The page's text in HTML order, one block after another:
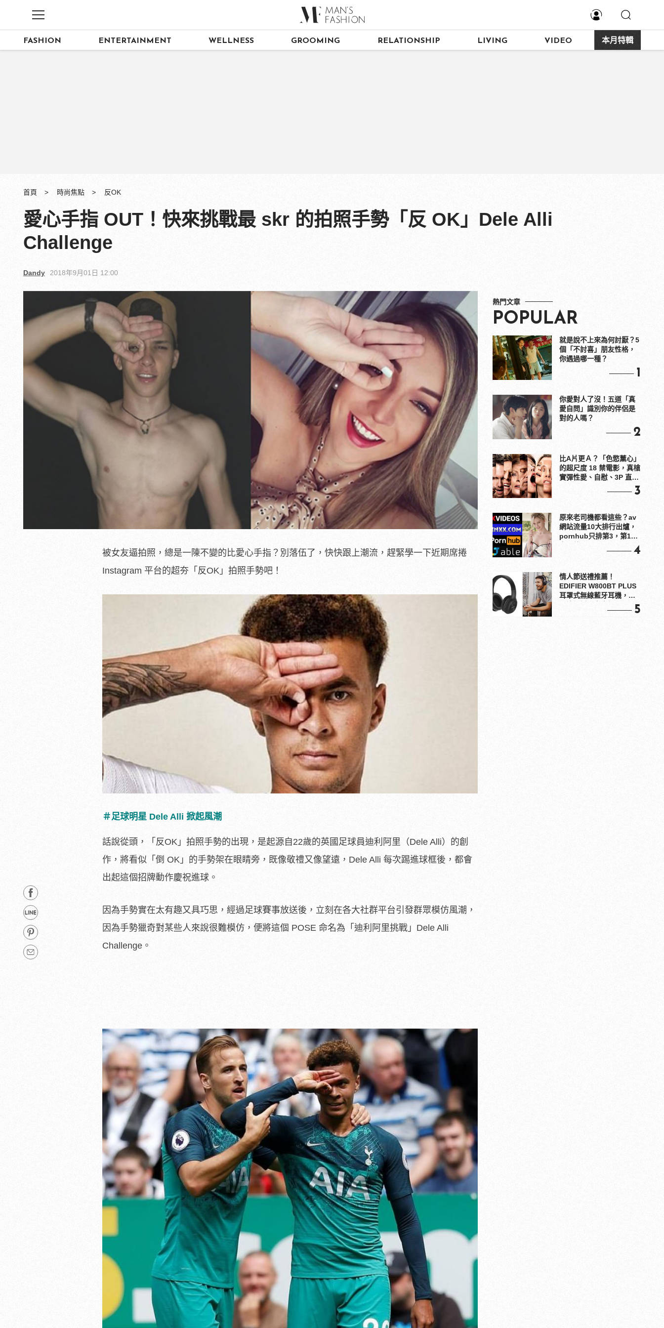
FASHION ENTERTAINMENT WELLNESS GROOMING RELATIONSHIP LIVING VIDEO 本月特輯
首頁 時尚焦點 反OK
愛心手指 OUT！快來挑戰最 skr 的拍照手勢「反 OK」Dele Alli
Challenge
Dandy 2018年9月01日 12:00
被女友逼拍照，總是一陳不變的比愛心手指？別落伍了，快快跟上潮流，趕緊學一下近期席捲
Instagram 平台的超夯「反OK」拍照手勢吧！
＃足球明星 Dele Alli 掀起風潮
話說從頭，「反OK」拍照手勢的出現，是起源自22歲的英國足球員迪利阿里（Dele Alli）的創
作，將看似「倒 OK」的手勢架在眼睛旁，既像敬禮又像望遠，Dele Alli 每次踢進球框後，都會
出起這個招牌動作慶祝進球。
因為手勢實在太有趣又具巧思，經過足球賽事放送後，立刻在各大社群平台引發群眾模仿風潮，
因為手勢獵奇對某些人來說很難模仿，便將這個 POSE 命名為「迪利阿里挑戰」Dele Alli
Challenge。
熱門文章
POPULAR
就是說不上來為何討厭？5
個「不討喜」朋友性格，
你遇過哪一種？
1
你愛對人了沒！五道「真
愛自問」識別你的伴侶是
對的人嗎？
2
比A片更Ａ？「色慾薰心」
的超尺度 18 禁電影，真槍
實彈性愛、自慰、3P 直接
3
原來老司機都看這些？av
網站流量10大排行出爐，
pornhub只排第3，第1名
4
情人節送禮推薦！
EDIFIER W800BT PLUS
耳罩式無線藍牙耳機，在
5